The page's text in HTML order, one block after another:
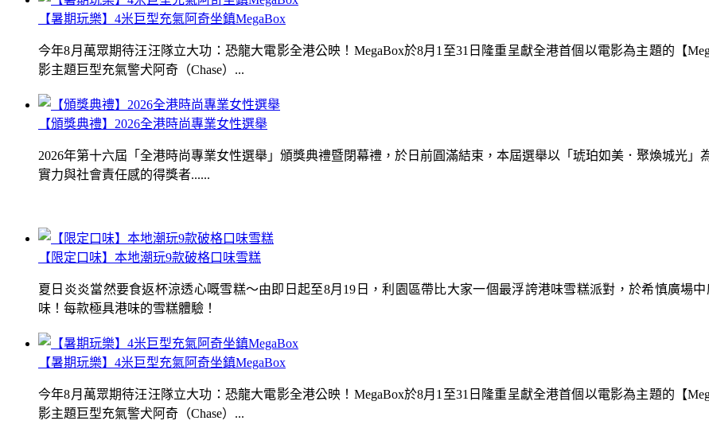
【暑期玩樂】4米巨型充氣阿奇坐鎮MegaBox
今年8月萬眾期待汪汪隊立大功：恐龍大電影全港公映！MegaBox於8月1至31日隆重呈獻全港首個以電影為主題的【
影主題巨型充氣警犬阿奇（Chase）...
【限定口味】本地潮玩9款破格口味雪糕
夏日炎炎當然要食返杯涼透心嘅雪糕～由即日起至8月19日，利園區帶比大家一個最浮誇港味雪糕派對，於希慎廣場
味！每款極具港味的雪糕體驗！
【頒獎典禮】2026全港時尚專業女性選舉
2026年第十六屆「全港時尚專業女性選舉」頒獎典禮暨閉幕禮，於日前圓滿結束，本屆選舉以「琥珀如美．聚煥城光
實力與社會責任感的得獎者......
【暑期玩樂】4米巨型充氣阿奇坐鎮MegaBox
今年8月萬眾期待汪汪隊立大功：恐龍大電影全港公映！MegaBox於8月1至31日隆重呈獻全港首個以電影為主題的【
影主題巨型充氣警犬阿奇（Chase）...